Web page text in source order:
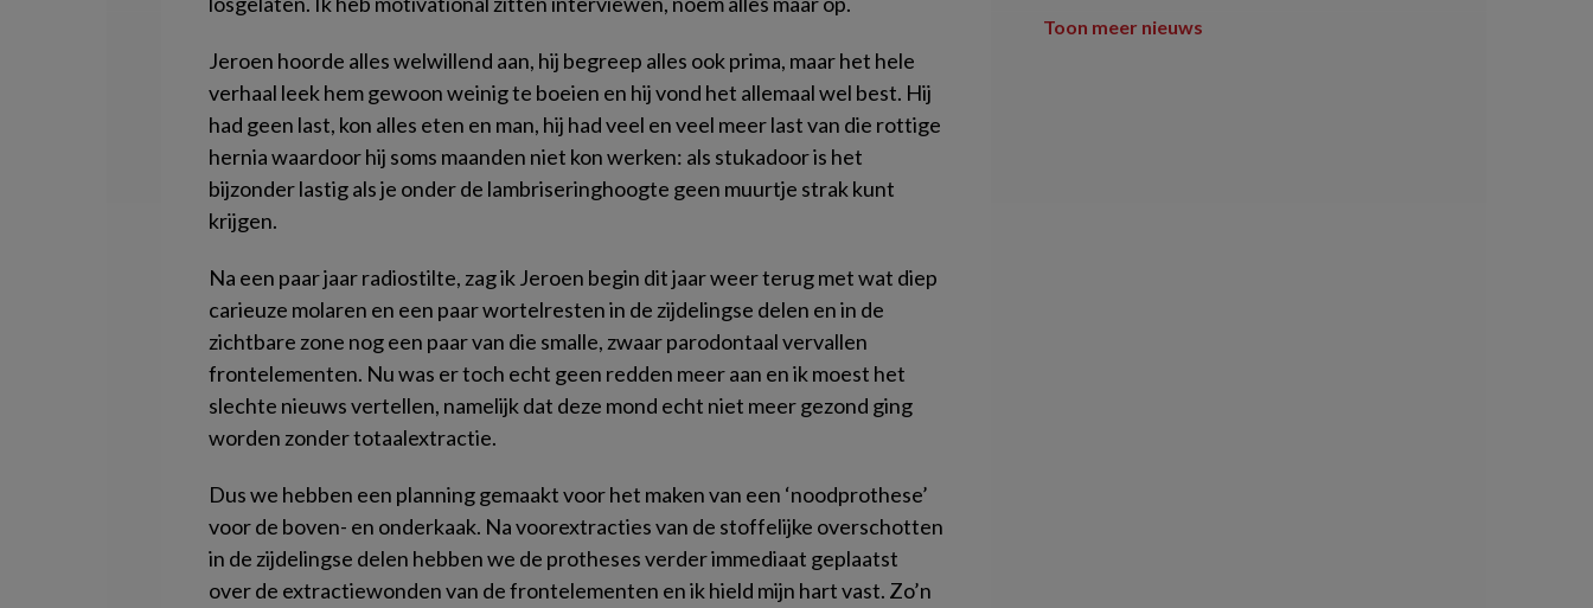
Jeroen hoorde alles welwillend aan, hij begreep alles ook prima, maar het hele
verhaal leek hem gewoon weinig te boeien en hij vond het allemaal wel best. Hij
had geen last, kon alles eten en man, hij had veel en veel meer last van die rottige
hernia waardoor hij soms maanden niet kon werken: als stukadoor is het
bijzonder lastig als je onder de lambriseringhoogte geen muurtje strak kunt
krijgen.
Na een paar jaar radiostilte, zag ik Jeroen begin dit jaar weer terug met wat diep
carieuze molaren en een paar wortelresten in de zijdelingse delen en in de
zichtbare zone nog een paar van die smalle, zwaar parodontaal vervallen
frontelementen. Nu was er toch echt geen redden meer aan en ik moest het
slechte nieuws vertellen, namelijk dat deze mond echt niet meer gezond ging
worden zonder totaalextractie.
Dus we hebben een planning gemaakt voor het maken van een ‘noodprothese’
voor de boven- en onderkaak. Na voorextracties van de stoffelijke overschotten
in de zijdelingse delen hebben we de protheses verder immediaat geplaatst
over de extractiewonden van de frontelementen en ik hield mijn hart vast. Zo’n
Toon meer nieuws